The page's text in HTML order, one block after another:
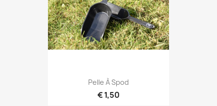
Pelle À Spod
€ 1,50